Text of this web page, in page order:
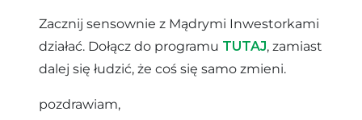
Zacznij sensownie z Mądrymi Inwestorkami
działać. Dołącz do programu TUTAJ, zamiast
dalej się łudzić, że coś się samo zmieni.
pozdrawiam,